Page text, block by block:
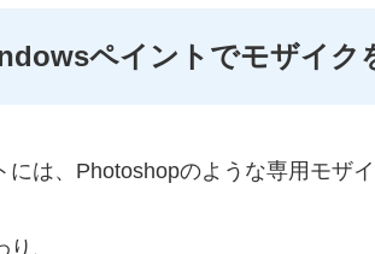
ペイントでモザイク
には、Photoshopのような専用モザ
、